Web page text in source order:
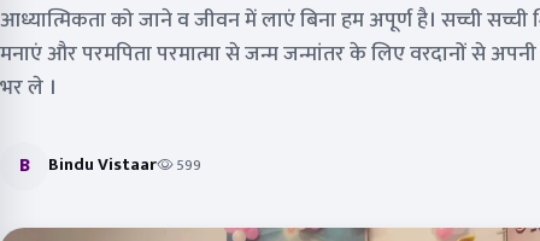
आध्यात्मिकता को जाने व जीवन में लाएं बिना हम अपूर्ण है। सच्ची सच्ची
मनाएं और परमपिता परमात्मा से जन्म जन्मांतर के लिए वरदानों से
भर ले ।
B Bindu Vistaar 599